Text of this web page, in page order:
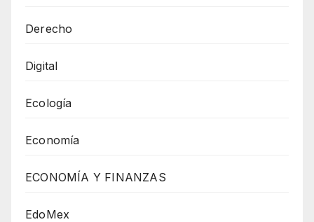
Derecho
Digital
Ecología
Economía
ECONOMÍA Y FINANZAS
EdoMex